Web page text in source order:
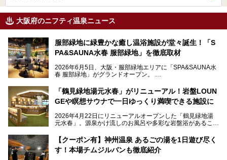
大阪府のニフティ温泉ニュース
服部緑地に緑豊かな癒し温浴施設が堂々誕生！「S
PA&SAUNA水春 服部緑地」を徹底取材
2026年6月5日、大阪・服部緑地エリアに「SPA&SAUNA水
春 服部緑地」がグランドオープン。
当初の計画から約5年の時を経て誕生した本施設は、温泉・
サウナ・岩盤浴・フィットネス・ラウンジ・レストランなど
を融合した、これまでの“水春”のイメージをさらに進化させ
今回はオープン前の内覧会に参加し、館内のこだわりポイン
サウナー注目の3種のサウナや160cmの深水風呂、没入感の
高い岩盤浴エリア、日本最大の台数を誇る最新AIフィットネ
スマシンなど、見どころ満載の館内を詳しくご紹介します。
「鶴見緑地湯元水春」がリニューアル！岩盤LOUN
GEや瞑想サウナで一日ゆっくり満喫できる施設に
2026年4月22日にリニューアルオープンした「鶴見緑地湯
元水春」。源泉かけ流しのお風呂や多彩な岩盤浴があること
に“一日中くつろげる場所”としてパワーアップしています。
今回のリニューアルでは、新たに登場した瞑想サウナをはじ
【クーポン有】神州温泉 あるごの湯を1日遊び尽く
す！本場チムジルバンも徹底紹介